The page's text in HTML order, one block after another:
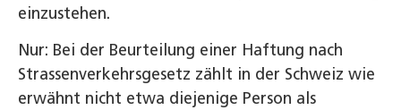
einzustehen.
Nur: Bei der Beurteilung einer Haftung nach
Strassenverkehrsgesetz zählt in der Schweiz wie
erwähnt nicht etwa diejenige Person als